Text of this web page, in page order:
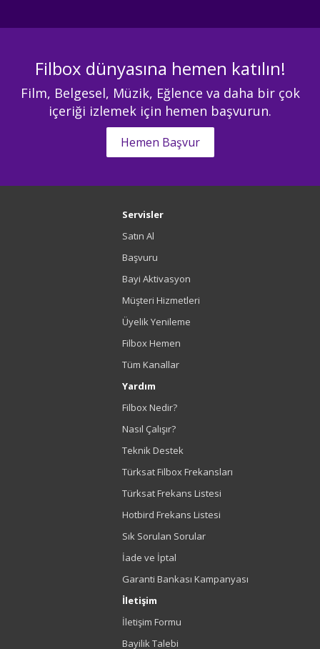
Filbox dünyasına hemen katılın!
Film, Belgesel, Müzik, Eğlence va daha bir çok
içeriği izlemek için hemen başvurun.
Hemen Başvur
Servisler
Satın Al
Başvuru
Bayi Aktivasyon
Müşteri Hizmetleri
Üyelik Yenileme
Filbox Hemen
Tüm Kanallar
Yardım
Filbox Nedir?
Nasıl Çalışır?
Teknik Destek
Türksat Filbox Frekansları
Türksat Frekans Listesi
Hotbird Frekans Listesi
Sık Sorulan Sorular
İade ve İptal
Garanti Bankası Kampanyası
İletişim
İletişim Formu
Bayilik Talebi